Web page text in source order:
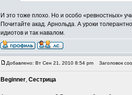
И это тоже плохо. Но и особо «ревностных»
Почитайте акад. Арнольда. А уроки
идиотов и так навалом.
Добавлено: Вт Сен 21, 2010 8:54 pm Заголовок
Beginner, Сестрица